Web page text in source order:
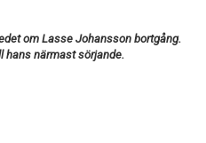
om Lasse Johansson bortgång.
hans närmast sörjande.